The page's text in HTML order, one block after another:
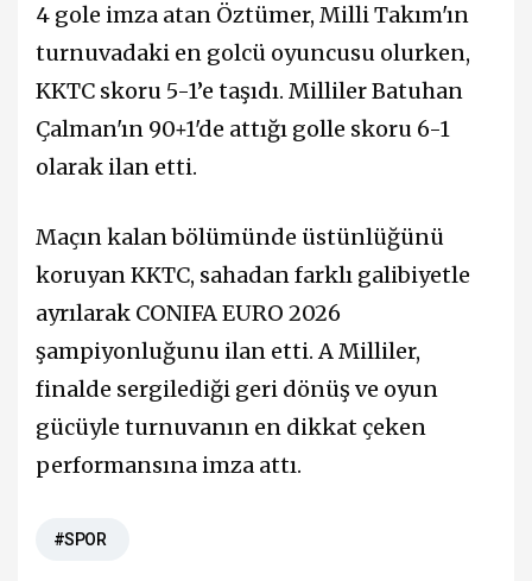
4 gole imza atan Öztümer, Milli Takım'ın
turnuvadaki en golcü oyuncusu olurken,
KKTC skoru 5-1’e taşıdı. Milliler Batuhan
Çalman'ın 90+1'de attığı golle skoru 6-1
olarak ilan etti.
Maçın kalan bölümünde üstünlüğünü
koruyan KKTC, sahadan farklı galibiyetle
ayrılarak CONIFA EURO 2026
şampiyonluğunu ilan etti. A Milliler,
finalde sergilediği geri dönüş ve oyun
gücüyle turnuvanın en dikkat çeken
performansına imza attı.
#SPOR